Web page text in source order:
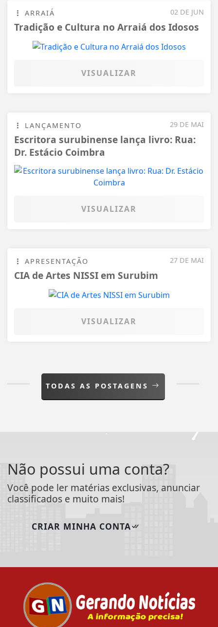
02 DE JUN
ARRAIÁ
Tradição e Cultura no Arraiá dos Idosos
VISUALIZAR
29 DE MAI
LANÇAMENTO
Escritora surubinense lança livro: Rua:
Dr. Estácio Coimbra
VISUALIZAR
27 DE MAI
APRESENTAÇÃO
CIA de Artes NISSI em Surubim
VISUALIZAR
TODAS AS POSTAGENS
Não possui uma conta?
Você pode ler matérias exclusivas, anunciar
classificados e muito mais!
CRIAR MINHA CONTA